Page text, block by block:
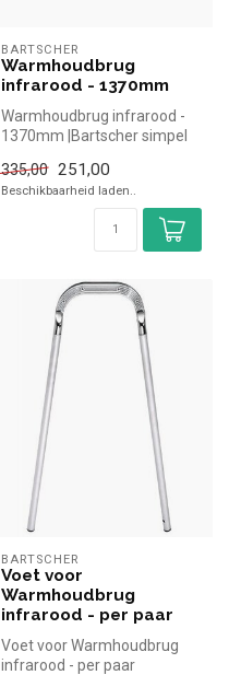
BARTSCHER
Warmhoudbrug
infrarood - 1370mm
Warmhoudbrug infrarood -
1370mm |Bartscher simpel
horec...
335,00 251,00
Beschikbaarheid laden..
BARTSCHER
Voet voor
Warmhoudbrug
infrarood - per paar
Voet voor Warmhoudbrug
infrarood - per paar